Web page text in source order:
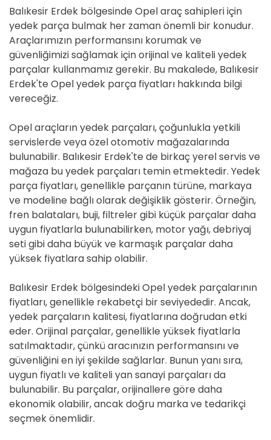
Balıkesir Erdek bölgesinde Opel araç sahipleri için
yedek parça bulmak her zaman önemli bir konudur.
Araçlarımızın performansını korumak ve
güvenliğimizi sağlamak için orijinal ve kaliteli yedek
parçalar kullanmamız gerekir. Bu makalede, Balıkesir
Erdek'te Opel yedek parça fiyatları hakkında bilgi
vereceğiz.
Opel araçların yedek parçaları, çoğunlukla yetkili
servislerde veya özel otomotiv mağazalarında
bulunabilir. Balıkesir Erdek'te de birkaç yerel servis ve
mağaza bu yedek parçaları temin etmektedir. Yedek
parça fiyatları, genellikle parçanın türüne, markaya
ve modeline bağlı olarak değişiklik gösterir. Örneğin,
fren balataları, buji, filtreler gibi küçük parçalar daha
uygun fiyatlarla bulunabilirken, motor yağı, debriyaj
seti gibi daha büyük ve karmaşık parçalar daha
yüksek fiyatlara sahip olabilir.
Balıkesir Erdek bölgesindeki Opel yedek parçalarının
fiyatları, genellikle rekabetçi bir seviyededir. Ancak,
yedek parçaların kalitesi, fiyatlarına doğrudan etki
eder. Orijinal parçalar, genellikle yüksek fiyatlarla
satılmaktadır, çünkü aracınızın performansını ve
güvenliğini en iyi şekilde sağlarlar. Bunun yanı sıra,
uygun fiyatlı ve kaliteli yan sanayi parçaları da
bulunabilir. Bu parçalar, orijinallere göre daha
ekonomik olabilir, ancak doğru marka ve tedarikçi
seçmek önemlidir.